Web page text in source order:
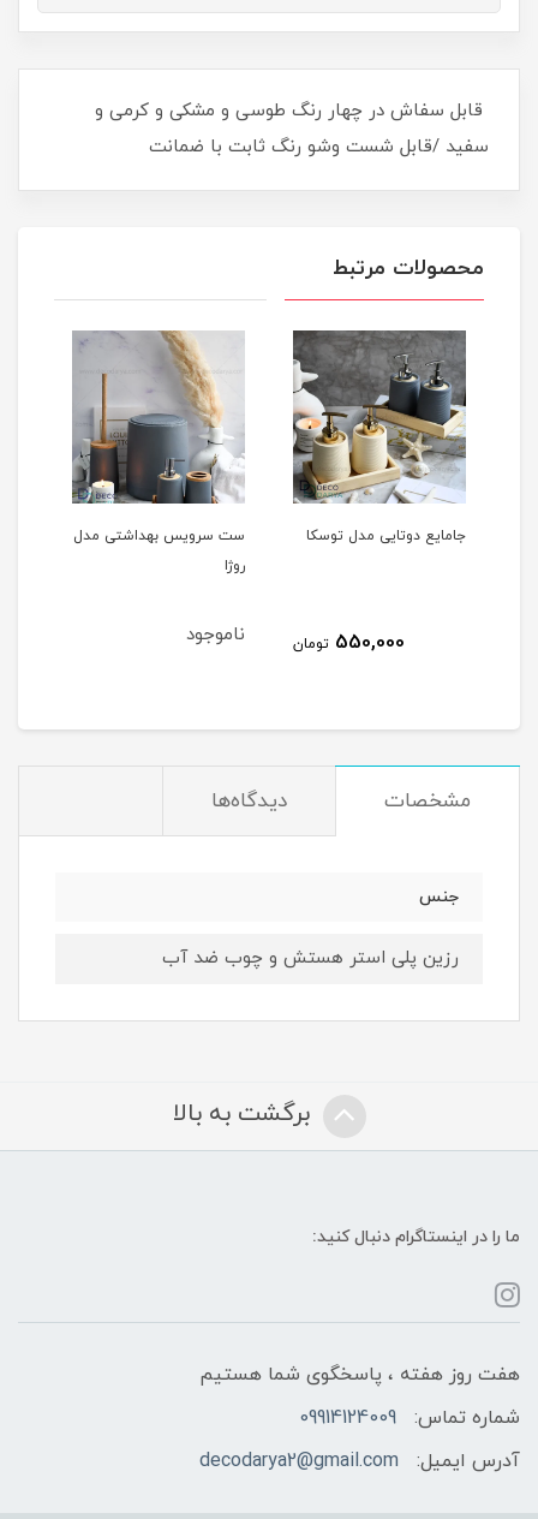
قابل سفاش در چهار رنگ طوسی و مشکی و کرمی و
سفید /قابل شست وشو رنگ ثابت با ضمانت
محصولات مرتبط
ست سرویس بهداشتی مدل
ناموجود
ست سرویس بهداشتی مدل
ریما
ناموجود
مشخصات دیدگاه‌ها
جنس
رزین پلی استر هستش و چوب ضد آب
برگشت به بالا
ما را در اینستاگرام دنبال کنید:
هفت روز هفته ، پاسخگوی شما هستیم
شماره تماس:
09914124009
آدرس ایمیل:
decodarya2@gmail.com